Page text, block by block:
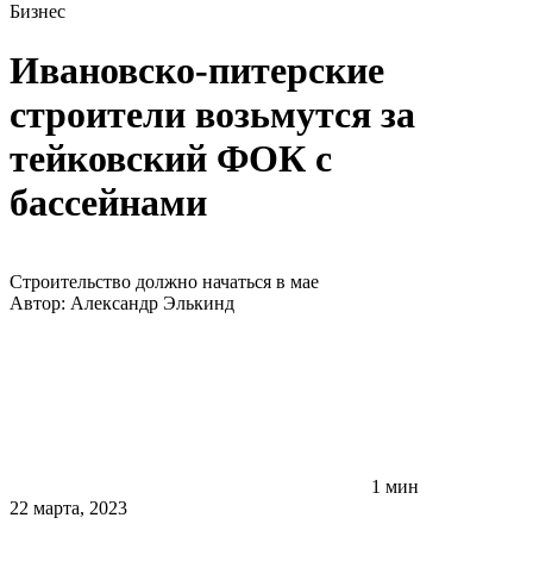
Бизнес
Ивановско-питерские
строители возьмутся за
тейковский ФОК с
бассейнами
Строительство должно начаться в мае
Автор: Александр Элькинд
1 мин
22 марта, 2023